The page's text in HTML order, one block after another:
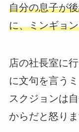
自分の息子が
に、ミンギョ
店の社長室に
に文句を言うミ
スクジョンは
からだと怒りま